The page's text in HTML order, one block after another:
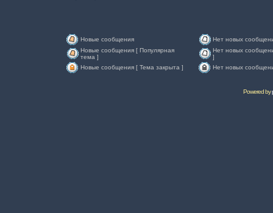
Новые сообщения
Нет новых
Новые сообщения [ Популярная
тема ]
Нет новых
]
Новые сообщения [ Тема закрыта ]
Нет новых
Powered by